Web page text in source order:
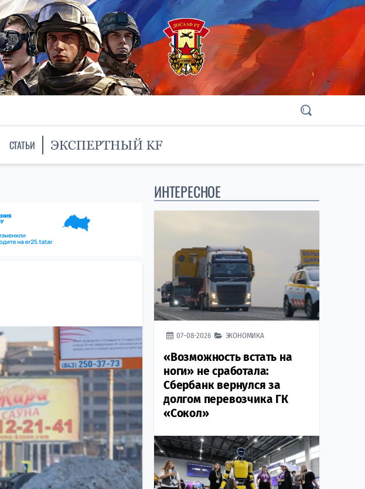
СТАТЬИ
ИНТЕРЕСНОЕ
07-08-2026 ЭКОНОМИКА
«Возможность встать на
ноги» не сработала:
Сбербанк вернулся за
долгом перевозчика ГК
«Сокол»